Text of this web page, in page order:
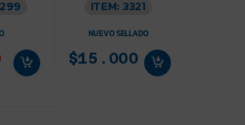
ITEM: 3321
NUEVO SELLADO
$15.000